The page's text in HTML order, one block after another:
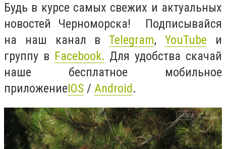
Будь в курсе самых свежих и актуальных
новостей Черноморска! Подписывайся
на наш канал вTelegram,YouTube и
группу в Facebook. Для удобства скачай
наше бесплатное мобильное
приложениеIOS / Android.